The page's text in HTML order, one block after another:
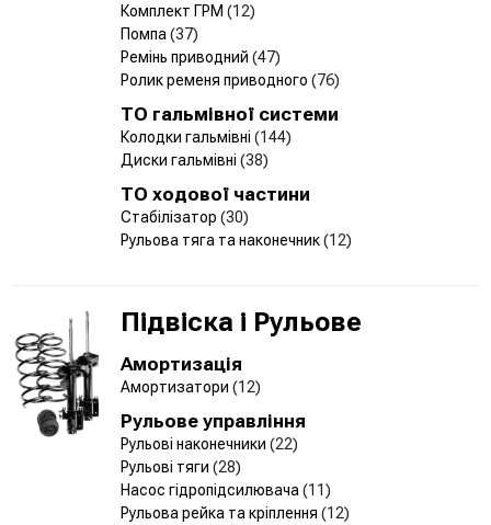
Комплект ГРМ (12)
Помпа (37)
Ремінь приводний (47)
Ролик ременя приводного (76)
ТО гальмівної системи
Колодки гальмівні (144)
Диски гальмівні (38)
ТО ходової частини
Стабілізатор (30)
Рульова тяга та наконечник(12)
Підвіска і Рульове
Амортизація
Амортизатори (12)
Рульове управління
Рульові наконечники (22)
Рульові тяги (28)
Насос гідропідсилювача (11)
Рульова рейка та кріплення (12)